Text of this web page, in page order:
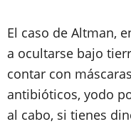
El caso de Altman,
a ocultarse bajo
contar con
antibióticos, yodo
al cabo, si tienes